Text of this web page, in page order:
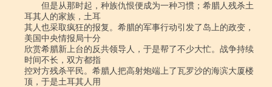
但是从那时起，种族仇恨便成为一种习惯；希腊人残杀土
耳其人的家族，土耳
其人也采取疯狂的报复。希腊的军事行动引发了岛上的政变，
美国中央情报局十分
欣赏希腊新上台的反共领导人，于是帮了不少大忙。战争持续
时间不长，双方都指
控对方残杀平民。希腊人把高射炮端上了瓦罗沙的海滨大厦楼
顶，于是土耳其人用